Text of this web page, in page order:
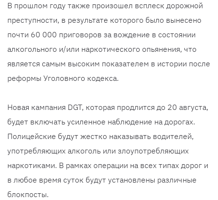
В прошлом году также произошел всплеск дорожной
преступности, в результате которого было вынесено
почти 60 000 приговоров за вождение в состоянии
алкогольного и/или наркотического опьянения, что
является самым высоким показателем в истории после
реформы Уголовного кодекса.
Новая кампания DGT, которая продлится до 20 августа,
будет включать усиленное наблюдение на дорогах.
Полицейские будут жестко наказывать водителей,
употребляющих алкоголь или злоупотребляющих
наркотиками. В рамках операции на всех типах дорог и
в любое время суток будут установлены различные
блокпосты.